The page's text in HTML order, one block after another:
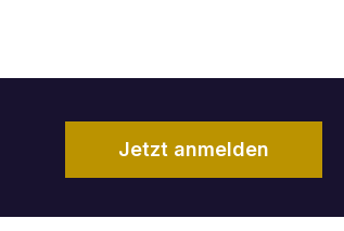
Jetzt anmelden